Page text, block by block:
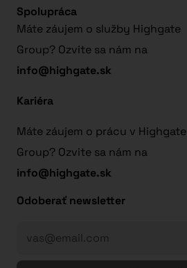
Spolupráca
Máte záujem o služby Highgate
Group? Ozvite sa nám na
info@highgate.sk
Kariéra
Máte záujem o prácu v Highgate
Group? Ozvite sa nám na
info@highgate.sk
Odoberať newsletter